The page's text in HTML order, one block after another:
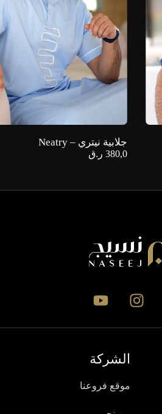
جلابية نيتري – Neatry
380,0 ر.ق
الشركة
موقع فروعنا